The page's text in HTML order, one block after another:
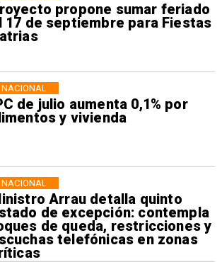
propone sumar feriado
17 de septiembre para Fiestas
de julio aumenta 0,1% por
y vivienda
NACIONAL
Arrau detalla quinto
de excepción: contempla
de queda, restricciones y
telefónicas en zonas
NACIONAL